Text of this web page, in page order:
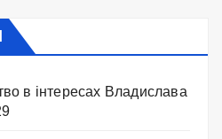
в інтересах Владислава